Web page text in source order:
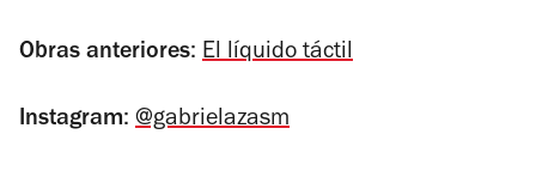
Obras anteriores: El líquido táctil
Instagram: @gabrielazasm